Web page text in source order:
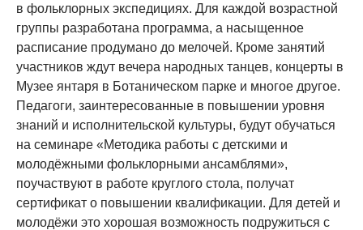
в фольклорных экспедициях. Для каждой возрастной
группы разработана программа, а насыщенное
расписание продумано до мелочей. Кроме занятий
участников ждут вечера народных танцев, концерты в
Музее янтаря в Ботаническом парке и многое другое.
Педагоги, заинтересованные в повышении уровня
знаний и исполнительской культуры, будут обучаться
на семинаре «Методика работы с детскими и
молодёжными фольклорными ансамблями»,
поучаствуют в работе круглого стола, получат
сертификат о повышении квалификации. Для детей и
молодёжи это хорошая возможность подружиться с